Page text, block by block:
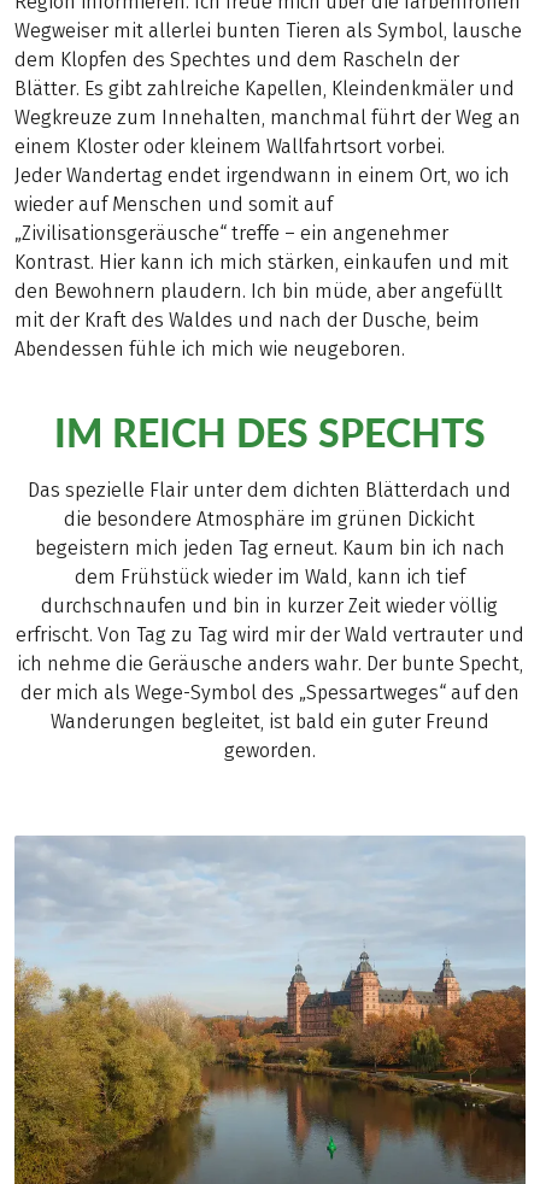
Wegweiser mit allerlei bunten Tieren als Symbol, lausche
dem Klopfen des Spechtes und dem Rascheln der
Blätter. Es gibt zahlreiche Kapellen, Kleindenkmäler und
Wegkreuze zum Innehalten, manchmal führt der Weg an
einem Kloster oder kleinem Wallfahrtsort vorbei.
Jeder Wandertag endet irgendwann in einem Ort, wo ich
wieder auf Menschen und somit auf
„Zivilisationsgeräusche“ treffe – ein angenehmer
Kontrast. Hier kann ich mich stärken, einkaufen und mit
den Bewohnern plaudern. Ich bin müde, aber angefüllt
mit der Kraft des Waldes und nach der Dusche, beim
Abendessen fühle ich mich wie neugeboren.
IM REICH DES SPECHTS
Das spezielle Flair unter dem dichten Blätterdach und
die besondere Atmosphäre im grünen Dickicht
begeistern mich jeden Tag erneut. Kaum bin ich nach
dem Frühstück wieder im Wald, kann ich tief
durchschnaufen und bin in kurzer Zeit wieder völlig
erfrischt. Von Tag zu Tag wird mir der Wald vertrauter und
ich nehme die Geräusche anders wahr. Der bunte Specht,
der mich als Wege-Symbol des „Spessartweges“ auf den
Wanderungen begleitet, ist bald ein guter Freund
geworden.